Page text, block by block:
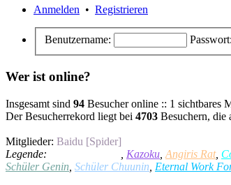
Anmelden • Registrieren
Benutzername: Passwort:
Wer ist online?
Insgesamt sind 94 Besucher online :: 1 sichtbares
Der Besucherrekord liegt bei 4703 Besuchern,
Mitglieder: Baidu [Spider]
Legende:
Kazoku Angiris Rat,
Schüler Genin Schüler Chuunin Eternal Work